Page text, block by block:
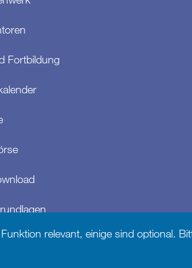
Fortbildung
relevant, einige sind optional.